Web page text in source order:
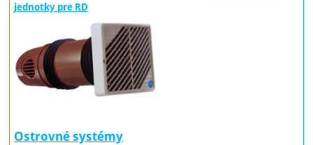
jednotky pre RD
Ostrovné systémy